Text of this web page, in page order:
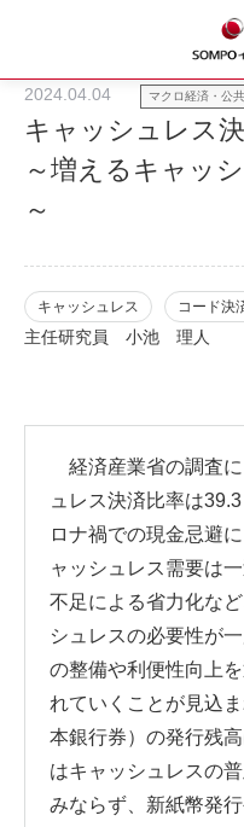
2024.04.04 マクロ経済・公
キャッシュレス
～増えるキャッ
～
キャッシュレス コード決
主任研究員 小池 理人
経済産業省の調査
ュレス決済比率は
ロナ禍での現金忌避
ャッシュレス需要は
不足による省力化な
シュレスの必要性が
の整備や利便性向上
れていくことが見込
本銀行券）の発行残
はキャッシュレスの
みならず、新紙幣発